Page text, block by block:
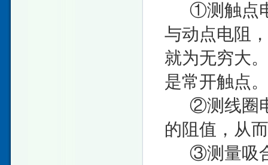
①测触点电
与动点电阻
就为无穷大
是常开触点。
②测线圈电
的阻值，从
③测量吸合